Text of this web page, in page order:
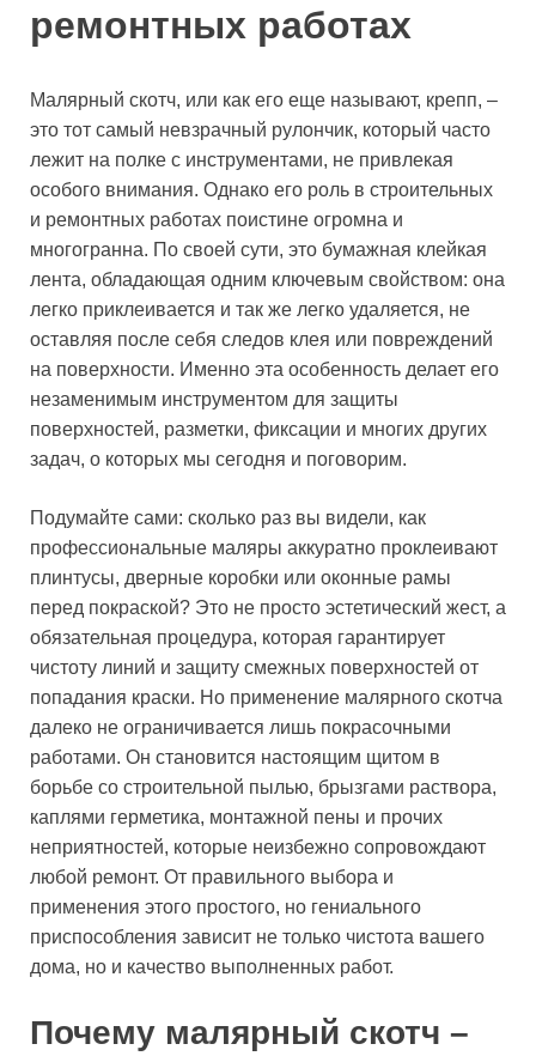
ремонтных работах
Малярный скотч, или как его еще называют, крепп, –
это тот самый невзрачный рулончик, который часто
лежит на полке с инструментами, не привлекая
особого внимания. Однако его роль в строительных
и ремонтных работах поистине огромна и
многогранна. По своей сути, это бумажная клейкая
лента, обладающая одним ключевым свойством: она
легко приклеивается и так же легко удаляется, не
оставляя после себя следов клея или повреждений
на поверхности. Именно эта особенность делает его
незаменимым инструментом для защиты
поверхностей, разметки, фиксации и многих других
задач, о которых мы сегодня и поговорим.
Подумайте сами: сколько раз вы видели, как
профессиональные маляры аккуратно проклеивают
плинтусы, дверные коробки или оконные рамы
перед покраской? Это не просто эстетический жест, а
обязательная процедура, которая гарантирует
чистоту линий и защиту смежных поверхностей от
попадания краски. Но применение малярного скотча
далеко не ограничивается лишь покрасочными
работами. Он становится настоящим щитом в
борьбе со строительной пылью, брызгами раствора,
каплями герметика, монтажной пены и прочих
неприятностей, которые неизбежно сопровождают
любой ремонт. От правильного выбора и
применения этого простого, но гениального
приспособления зависит не только чистота вашего
дома, но и качество выполненных работ.
Почему малярный скотч –